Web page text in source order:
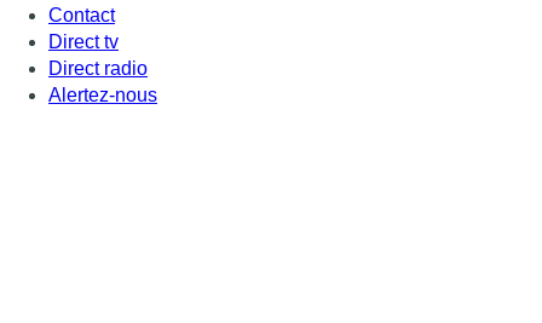
Contact
Direct tv
Direct radio
Alertez-nous